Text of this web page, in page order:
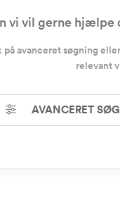
vi vil gerne
på avanceret søgning
relevant
AVANCERET